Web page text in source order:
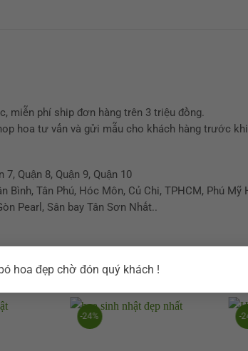
hoa đẹp chờ đón quý khách !
miễn phí ship đơn hàng trên 3 triệu đồng.
hoa tư vấn và gửi mẫu cho khách hàng trước
7, Quận 8, Quận 9, Quận 10
Bình, Tân Phú, Hóc Môn, Củ Chi, TPHCM, Phú Mỹ
Pearl, Sân bay Tân Sơn Nhất..
-24% -